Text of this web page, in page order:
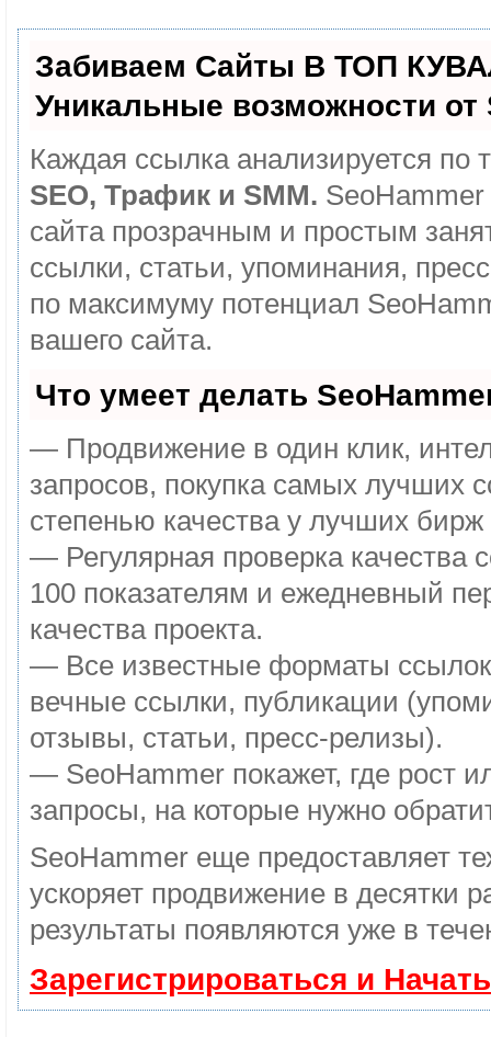
Забиваем Сайты В ТОП
Уникальные возможности от
Каждая ссылка анализируется по
SEO, Трафик и SMM.
сайта прозрачным и простым
ссылки, статьи, упоминания,
по максимуму потенциал
вашего сайта.
Что умеет делать
— Продвижение в один клик,
запросов, покупка самых лучших
степенью качества у лучших бирж
— Регулярная проверка качества
100 показателям и ежедневный
качества проекта.
— Все известные форматы
вечные ссылки, публикации
отзывы, статьи, пресс-релизы).
— SeoHammer покажет, где рост
запросы, на которые нужно
SeoHammer еще предоставляет
ускоряет продвижение в десятки
результаты появляются уже в
Зарегистрироваться и